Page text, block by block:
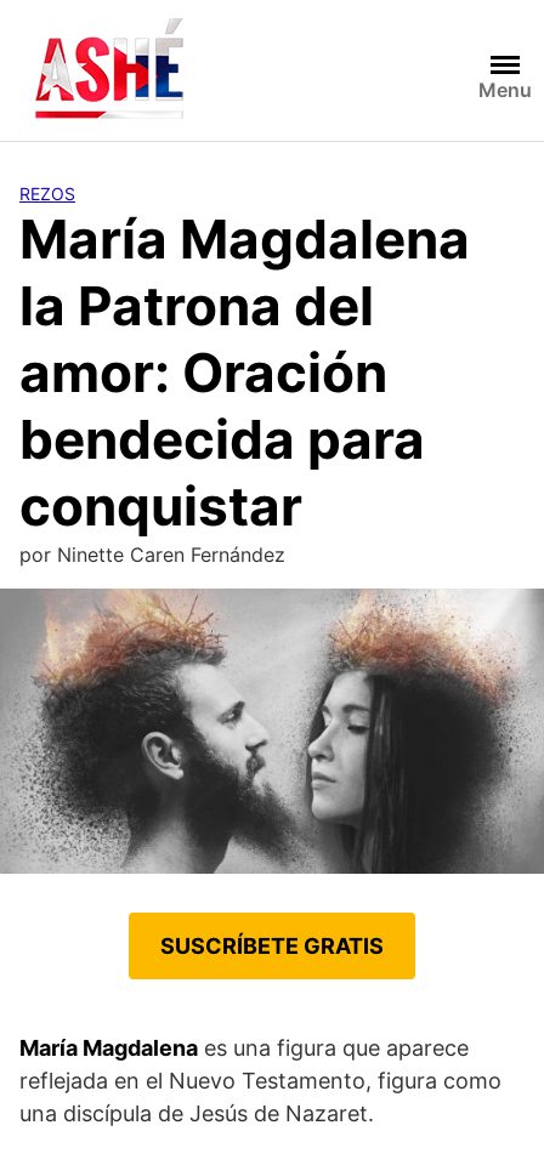
contenido
Menu
REZOS
María Magdalena
la Patrona del
amor: Oración
bendecida para
conquistar
por Ninette Caren Fernández
SUSCRÍBETE GRATIS
María Magdalena es una figura que aparece
reflejada en el Nuevo Testamento, figura como
una discípula de Jesús de Nazaret.